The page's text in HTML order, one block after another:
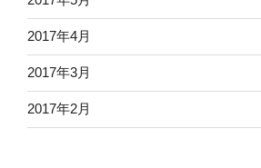
2017年4月
2017年3月
2017年2月